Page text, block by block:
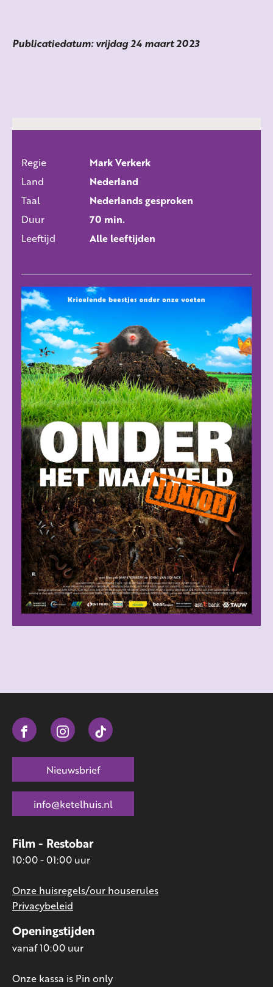
Publicatiedatum: vrijdag 24 maart 2023
Regie
Mark Verkerk
Land
Nederland
Taal
Nederlands gesproken
Duur
70 min.
Leeftijd
Alle leeftijden
Openingstijden
vanaf 10:00 uur
Onze kassa is Pin only
Film - Restobar
10:00 - 01:00 uur
Onze huisregels/our houserules
Privacybeleid
Nieuwsbrief
info@ketelhuis.nl